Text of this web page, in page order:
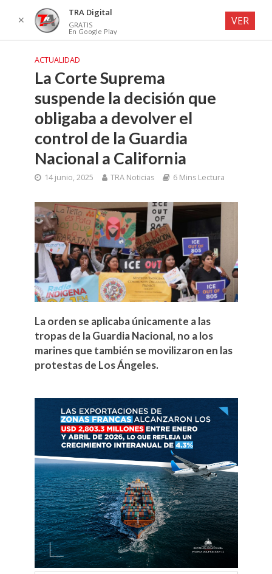
ACTUALIDAD
La Corte Suprema
suspende la decisión que
obligaba a devolver el
control de la Guardia
Nacional a California
14 junio, 2025 TRA Noticias 6 Mins Lectura
La orden se aplicaba únicamente a las
tropas de la Guardia Nacional, no a los
marines que también se movilizaron en las
protestas de Los Ángeles.
✕
TRA Digital
GRATIS
En Google Play
VER